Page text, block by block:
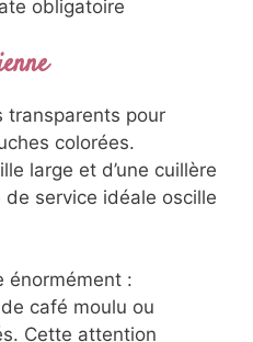
obligatoire
transparents pour
colorées.
large et d’une cuillère
service idéale oscille
énormément :
café moulu ou
Cette attention